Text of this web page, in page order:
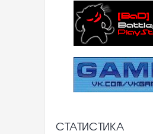
СТАТИСТИКА